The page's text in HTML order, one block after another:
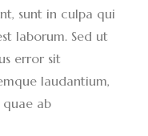
sunt in culpa qui
laborum. Sed ut
error sit
laudantium,
ab